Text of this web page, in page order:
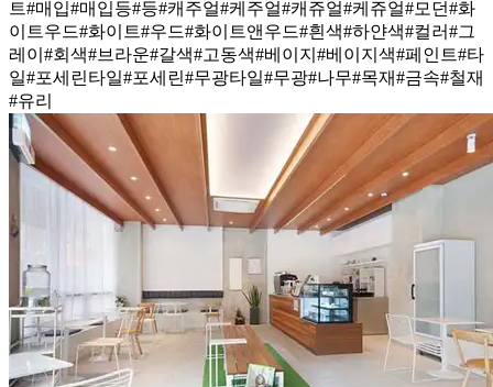
트#매입#매입등#등#캐주얼#케주얼#캐쥬얼#케쥬얼#모던#화
이트우드#화이트#우드#화이트앤우드#흰색#하얀색#컬러#그
레이 #회색#브라운#갈색#고동색#베이지 #베이지색#페인트#타
일#포세린타일#포세린#무광타일#무광#나무#목재#금속#철재
#유리